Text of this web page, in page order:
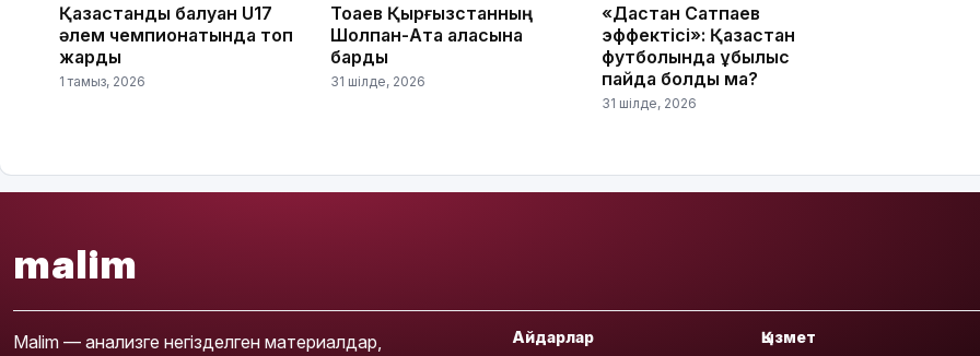
Қазақстандық балуан U17
әлем чемпионатында топ
жарды
1 тамыз, 2026
Тоқаев Қырғызстанның
Шолпан-Ата қаласына
барды
31 шілде, 2026
«Дастан Сатпаев
эффектісі»: Қазақстан
футболында құбылыс
пайда болды ма?
31 шілде, 2026
21:59
21:00
malim
Malim — анализге негізделген материалдар, Айдарлар Қызмет